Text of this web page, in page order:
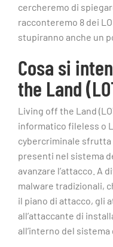
cercheremo di
racconteremo 8 dei
stupiranno anche un
Cosa si
the Land
Living off the Land
informatico fileless o
cybercriminale
presenti nel sistema
avanzare l’attacco. A
malware tradizionali,
il piano di attacco, gli
all’attaccante di
all’interno del sistema